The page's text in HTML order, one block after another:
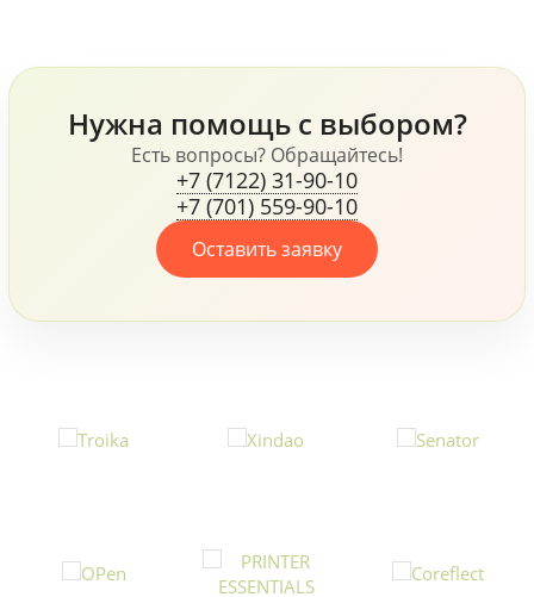
Harvest, ручки Senator и
все это говорит о том,
что компания, не
жалеет средств для
своих сотрудников.
Нужна помощь с выбором?
Есть вопросы? Обращайтесь!
+7 (7122) 31-90-10
+7 (701) 559-90-10
Оставить заявку